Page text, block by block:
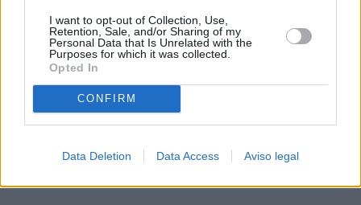
I want to opt-out of Collection, Use,
Retention, Sale, and/or Sharing of my
Personal Data that Is Unrelated with the
Purposes for which it was collected.
Opted In
CONFIRM
Data Deletion Data Access Aviso legal